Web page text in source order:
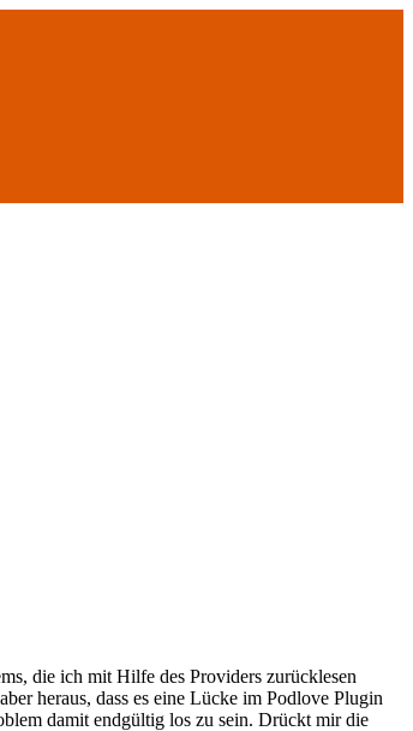
die ich mit Hilfe des Providers zurücklesen
heraus, dass es eine Lücke im Podlove Plugin
damit endgültig los zu sein. Drückt mir die